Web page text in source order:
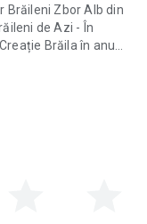
Brăileni Zbor Alb din
de Azi - În
Brăila în anul
Județene Brăila
și